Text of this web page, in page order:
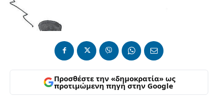
Προσθέστε την «δημοκρατία» ως
προτιμώμενη πηγή στην Google